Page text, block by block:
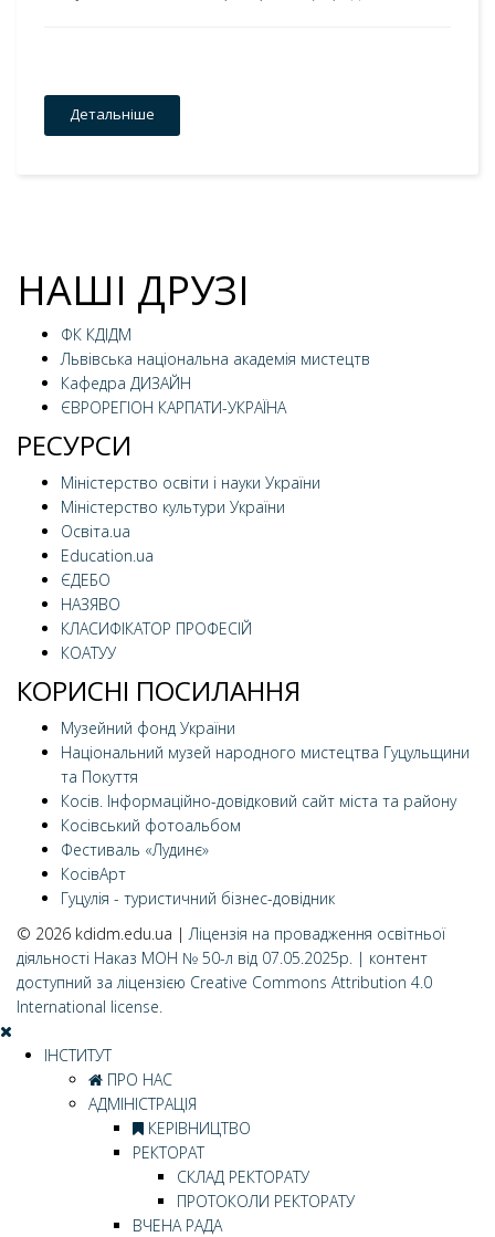
Детальніше
НАШІ ДРУЗІ
ФК КДІДМ
Львівська національна академія мистецтв
Кафедра ДИЗАЙН
ЄВРОРЕГІОН КАРПАТИ-УКРАЇНА
РЕСУРСИ
Міністерство освіти і науки України
Міністерство культури України
Освіта.ua
Education.ua
ЄДЕБО
НАЗЯВО
КЛАСИФІКАТОР ПРОФЕСІЙ
КОАТУУ
КОРИСНІ ПОСИЛАННЯ
Музейний фонд України
Національний музей народного мистецтва Гуцульщини
та Покуття
Косів. Інформаційно-довідковий сайт міста та району
Косівський фотоальбом
Фестиваль «Лудинє»
КосівАрт
Гуцулія - туристичний бізнес-довідник
© 2026 kdidm.edu.ua |Ліцензія на провадження освітньої
діяльності Наказ МОН № 50-л від 07.05.2025р. | контент
доступний за ліцензією Creative Commons Attribution 4.0
International license.
ІНСТИТУТ
ПРО НАС
АДМІНІСТРАЦІЯ
КЕРІВНИЦТВО
РЕКТОРАТ
СКЛАД РЕКТОРАТУ
ПРОТОКОЛИ РЕКТОРАТУ
ВЧЕНА РАДА